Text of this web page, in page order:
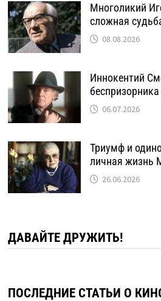
Многоликий
сложная
08.08.2026
Иннокентий
06.07.2026
Триумф и
личная жизнь
26.06.2026
ДАВАЙТЕ ДРУЖИТЬ!
ПОСЛЕДНИЕ СТАТЬИ О